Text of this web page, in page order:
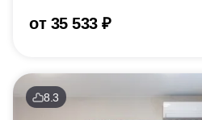
от 35 533 ₽
8.3